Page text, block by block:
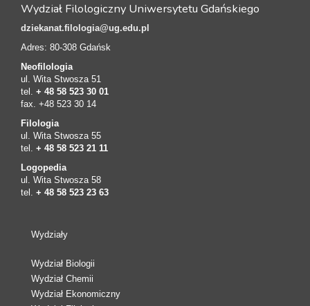
Wydział Filologiczny Uniwersytetu Gdańskiego
dziekanat.filologia@ug.edu.pl
Adres: 80-308 Gdańsk
Neofilologia
ul. Wita Stwosza 51
tel. + 48 58 523 30 01
fax. +48 523 30 14
Filologia
ul. Wita Stwosza 55
tel. + 48 58 523 21 11
Logopedia
ul. Wita Stwosza 58
tel. + 48 58 523 23 63
Wydziały
Wydział Biologii
Wydział Chemii
Wydział Ekonomiczny